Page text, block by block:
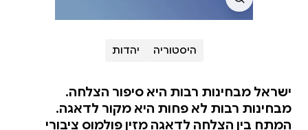
היסטוריה יהדות
ישראל מבחינות רבות היא סיפור הצלחה.
מבחינות רבות לא פחות היא מקור לדאגה.
המתח בין הצלחה לדאגה מזין פולמוס ציבורי